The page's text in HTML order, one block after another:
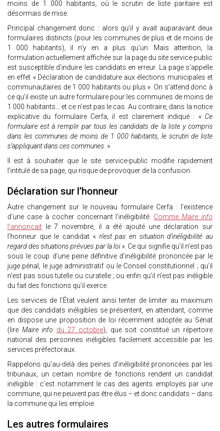
moins de 1 000 habitants, où le scrutin de liste paritaire est
désormais de mise.
Principal changement donc : alors qu’il y avait auparavant deux
formulaires distincts (pour les communes de plus et de moins de
1 000 habitants), il n’y en a plus qu’un. Mais attention, la
formulation actuellement affichée sur la page du site service-public
est susceptible d’induire les candidats en erreur. La page s’appelle
en effet « Déclaration de candidature aux élections municipales et
communautaires de 1 000 habitants ou plus ». On s’attend donc à
ce qu’il existe un autre formulaire pour les communes de moins de
1 000 habitants… et ce n’est pas le cas. Au contraire, dans la notice
explicative du formulaire Cerfa, il est clairement indiqué : « Ce
formulaire est à remplir par tous les candidats de la liste y compris
dans les communes de moins de 1 000 habitants, le scrutin de liste
s’appliquant dans ces communes. »
Il est à souhaiter que le site service-public modifie rapidement
l’intitulé de sa page, qui risque de provoquer de la confusion.
Déclaration sur l’honneur
Autre changement sur le nouveau formulaire Cerfa : l’existence
d’une case à cocher concernant l’inéligibilité. CommeMaire info
l’annonçait le 7 novembre, il a été ajouté une déclaration sur
l’honneur que le candidat « n’est pas en situation d’inéligibilité au
regard des situations prévues par la loi». Ce qui signifie qu’il n’est pas
sous le coup d’une peine définitive d’inéligibilité prononcée par le
juge pénal, le juge administratif ou le Conseil constitutionnel ; qu’il
n’est pas sous tutelle ou curatelle ; ou enfin qu’il n’est pas inéligible
du fait des fonctions qu’il exerce.
Les services de l’État veulent ainsi tenter de limiter au maximum
que des candidats inéligibles se présentent, en attendant, comme
en dispose une proposition de loi récemment adoptée au Sénat
(lire Maire info du 27 octobre), que soit constitué un répertoire
national des personnes inéligibles facilement accessible par les
services préfectoraux.
Rappelons qu’au-delà des peines d’inéligibilité prononcées par les
tribunaux, un certain nombre de fonctions rendent un candidat
inéligible : c’est notamment le cas des agents employés par une
commune, qui ne peuvent pas être élus – et donc candidats – dans
la commune qui les emploie.
Les autres formulaires